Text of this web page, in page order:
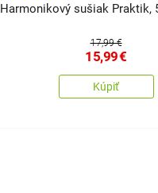
Harmonikový sušiak Praktik,
17,99 €
15,99€
Kúpiť